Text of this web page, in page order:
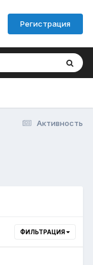
Регистрация
Активность
ФИЛЬТРАЦИЯ